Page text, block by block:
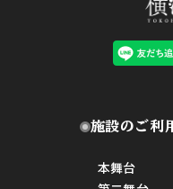
施設のご利
本舞台